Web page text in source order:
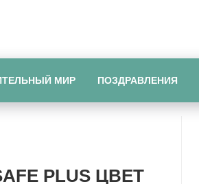
МИР ПОЗДРАВЛЕНИЯ
PLUS ЦВЕТ